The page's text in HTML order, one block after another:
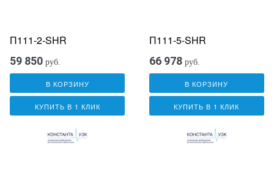
П111-2-SHR
59 850 руб.
В КОРЗИНУ
КУПИТЬ В 1 КЛИК
П111-5-SHR
66 978 руб.
В КОРЗИНУ
КУПИТЬ В 1 КЛИК